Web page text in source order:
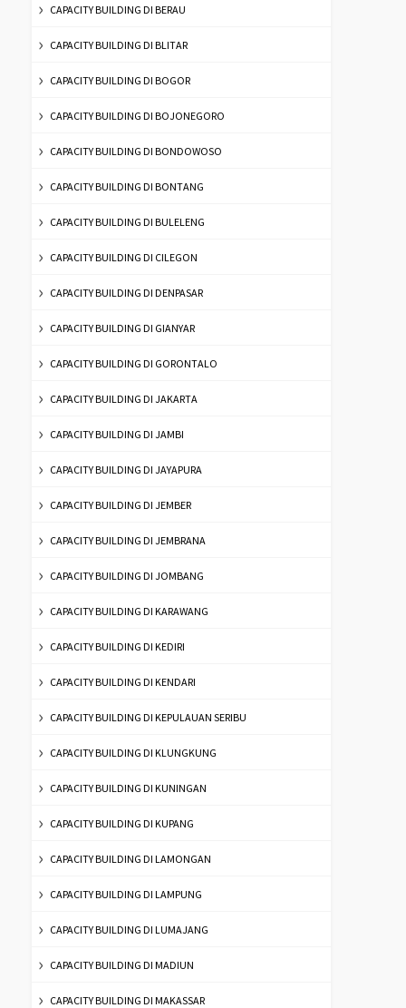
CAPACITY BUILDING DI BERAU
CAPACITY BUILDING DI BLITAR
CAPACITY BUILDING DI BOGOR
CAPACITY BUILDING DI BOJONEGORO
CAPACITY BUILDING DI BONDOWOSO
CAPACITY BUILDING DI BONTANG
CAPACITY BUILDING DI BULELENG
CAPACITY BUILDING DI CILEGON
CAPACITY BUILDING DI DENPASAR
CAPACITY BUILDING DI GIANYAR
CAPACITY BUILDING DI GORONTALO
CAPACITY BUILDING DI JAKARTA
CAPACITY BUILDING DI JAMBI
CAPACITY BUILDING DI JAYAPURA
CAPACITY BUILDING DI JEMBER
CAPACITY BUILDING DI JEMBRANA
CAPACITY BUILDING DI JOMBANG
CAPACITY BUILDING DI KARAWANG
CAPACITY BUILDING DI KEDIRI
CAPACITY BUILDING DI KENDARI
CAPACITY BUILDING DI KEPULAUAN SERIBU
CAPACITY BUILDING DI KLUNGKUNG
CAPACITY BUILDING DI KUNINGAN
CAPACITY BUILDING DI KUPANG
CAPACITY BUILDING DI LAMONGAN
CAPACITY BUILDING DI LAMPUNG
CAPACITY BUILDING DI LUMAJANG
CAPACITY BUILDING DI MADIUN
CAPACITY BUILDING DI MAKASSAR